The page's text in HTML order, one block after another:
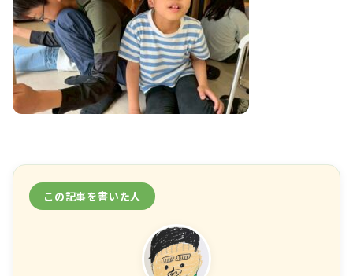
この記事を書いた人